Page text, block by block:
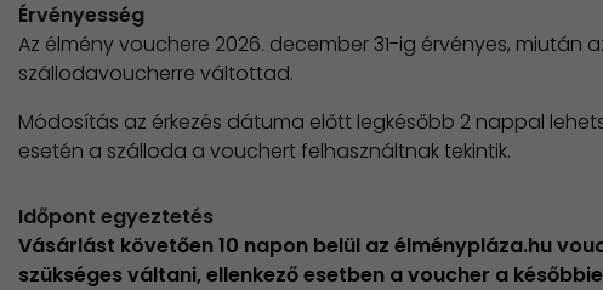
Érvényesség
Az élmény vouchere 2026. december 31-ig érvényes, miután
szállodavoucherre váltottad.
Módosítás az érkezés dátuma előtt legkésőbb 2 nappal
esetén a szálloda a vouchert felhasználtnak tekintik.
Időpont egyeztetés
Vásárlást követően 10 napon belül az élménypláza.hu
szükséges váltani, ellenkező esetben a voucher a